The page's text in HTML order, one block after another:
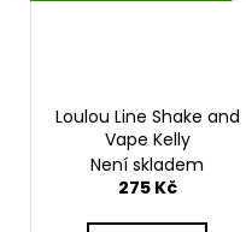
Loulou Line Shake and
Vape Kelly
Není skladem
275 Kč